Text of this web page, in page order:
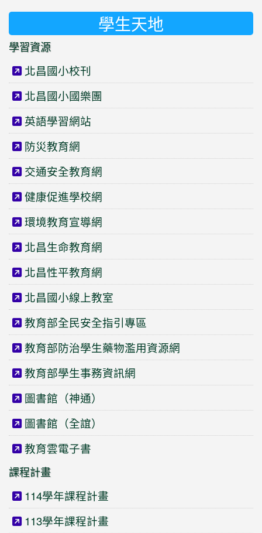
學生天地
學習資源
北昌國小校刊
北昌國小國樂團
英語學習網站
防災教育網
交通安全教育網
健康促進學校網
環境教育宣導網
北昌生命教育網
北昌性平教育網
北昌國小線上教室
教育部全民安全指引專區
教育部防治學生藥物濫用資源網
教育部學生事務資訊網
圖書館（神通）
圖書館（全誼）
教育雲電子書
課程計畫
114學年課程計畫
113學年課程計畫